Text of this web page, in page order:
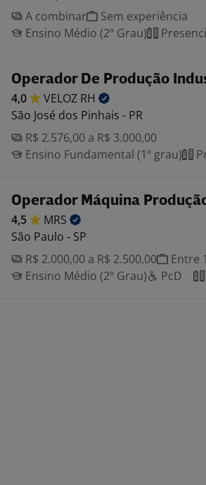
A combinar
Sem experiência
Ensino Médio (2º Grau)
Operador De Produção
4,0 VELOZ RH
São José dos Pinhais - PR
R$ 2.576,00 a R$ 3.000,00
Ensino Fundamental (1º grau)
Operador Máquina Produção
4,5
MRS
São Paulo - SP
R$ 2.000,00 a R$ 2.500,00
Entre
Ensino Médio (2º Grau)
PcD